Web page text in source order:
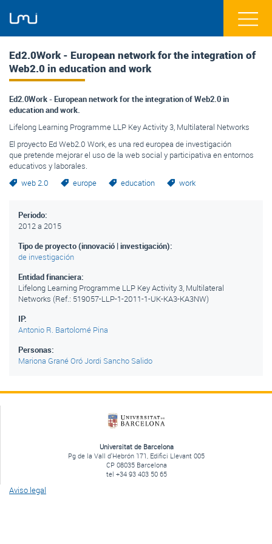
Ed2.0Work - European network for the integration of
Web2.0 in education and work
Ed2.0Work - European network for the integration of Web2.0 in
education and work.
Lifelong Learning Programme LLP Key Activity 3, Multilateral Networks
El proyecto Ed Web2.0 Work, es una red europea de investigación
que pretende mejorar el uso de la web social y participativa en entornos
educativos y laborales.
web 2.0
europe education work
Periodo:
2012a 2015
Tipo de proyecto (innovació | investigación):
de investigación
Entidad financiera:
Lifelong Learning Programme LLP Key Activity 3, Multilateral
Networks (Ref.: 519057-LLP-1-2011-1-UK-KA3-KA3NW)
IP:
Antonio R. Bartolomé Pina
Personas:
Mariona Grané OróJordi Sancho Salido
Universitat de Barcelona
Pg de la Vall d'Hebrón 171, Edifici Llevant 005
CP 08035 Barcelona
tel +34 93 403 50 65
Aviso legal